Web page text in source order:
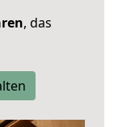
, das